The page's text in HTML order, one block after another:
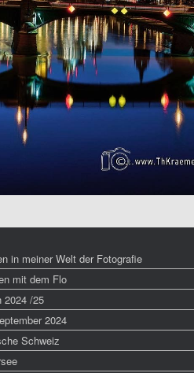
in meiner Welt der Fotografie
mit dem Flo
2024 /25
2024
Schweiz